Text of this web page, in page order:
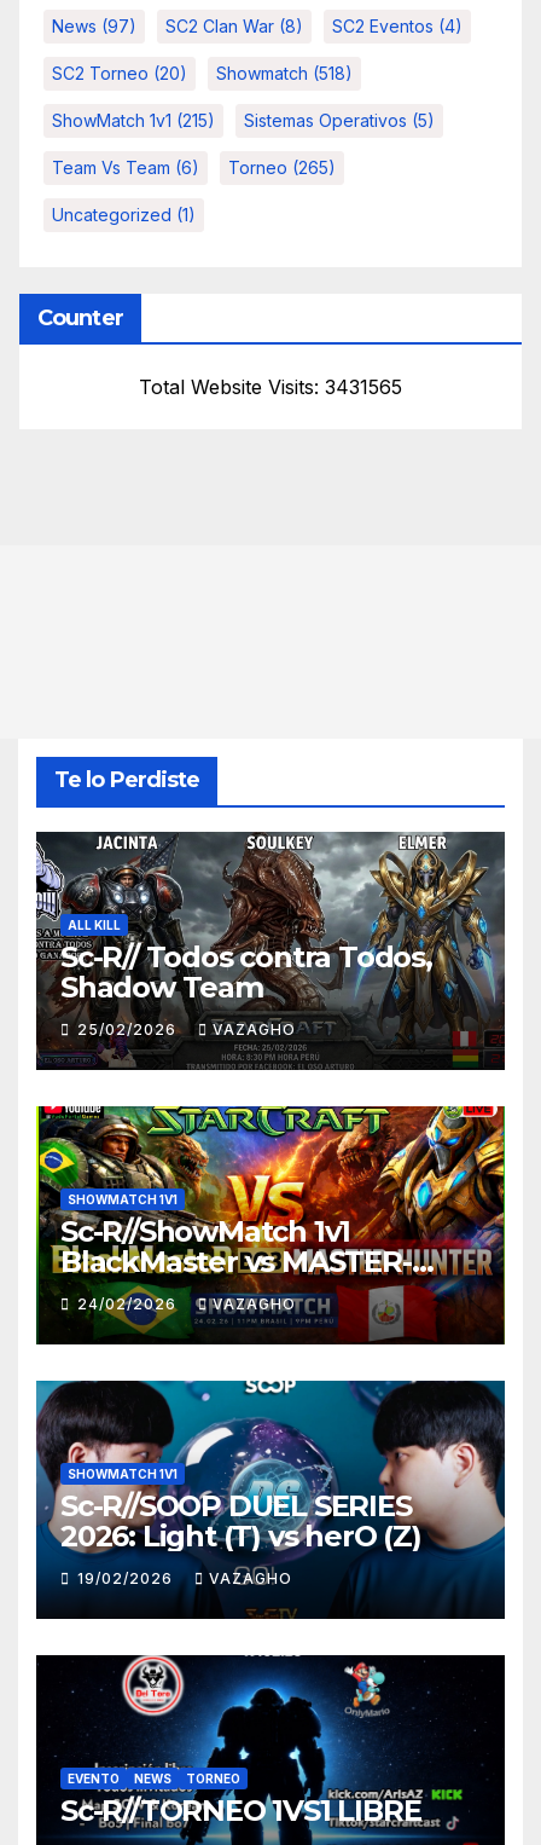
News (97) SC2 Clan War (8) SC2 Eventos (4)
SC2 Torneo (20) Showmatch (518)
ShowMatch 1v1 (215) Sistemas Operativos (5)
Team Vs Team (6) Torneo (265)
Uncategorized (1)
Counter
Total Website Visits: 3431565
Te lo Perdiste
ALL KILL
Sc-R// Todos contra Todos,
Shadow Team
25/02/2026 VAZAGHO
SHOWMATCH 1V1
Sc-R//ShowMatch 1v1
BlackMaster vs MASTER-
HUNTER
24/02/2026 VAZAGHO
SHOWMATCH 1V1
Sc-R//SOOP DUEL SERIES
2026: Light (T) vs herO (Z)
19/02/2026 VAZAGHO
EVENTO NEWS TORNEO
Sc-R//TORNEO 1VS1 LIBRE